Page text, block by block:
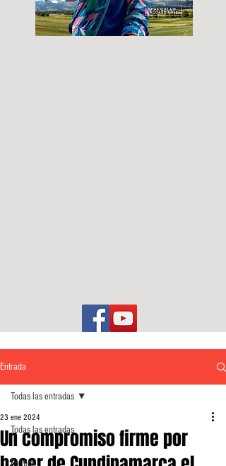
Entrada
Todas las entradas
Política
Todas las entradas
Un compromiso firme por
23 ene 2024